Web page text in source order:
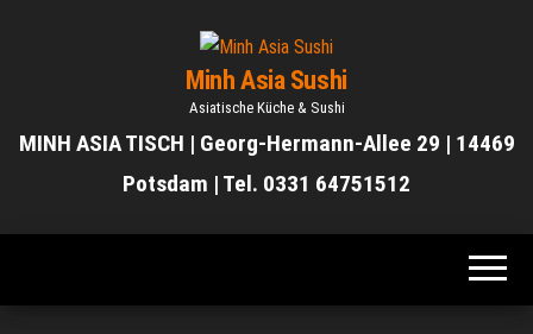
Minh Asia Sushi
Asiatische Küche & Sushi
MINH ASIA TISCH | Georg-Hermann-Allee 29 | 14469
Potsdam | Tel. 0331 64751512